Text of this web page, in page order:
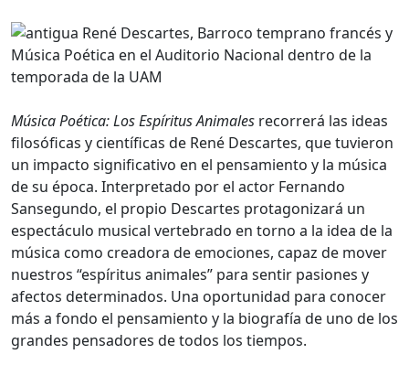
Música Poética: Los Espíritus Animales recorrerá las ideas
filosóficas y científicas de René Descartes, que tuvieron
un impacto significativo en el pensamiento y la música
de su época. Interpretado por el actor Fernando
Sansegundo, el propio Descartes protagonizará un
espectáculo musical vertebrado en torno a la idea de la
música como creadora de emociones, capaz de mover
nuestros “espíritus animales” para sentir pasiones y
afectos determinados. Una oportunidad para conocer
más a fondo el pensamiento y la biografía de uno de los
grandes pensadores de todos los tiempos.